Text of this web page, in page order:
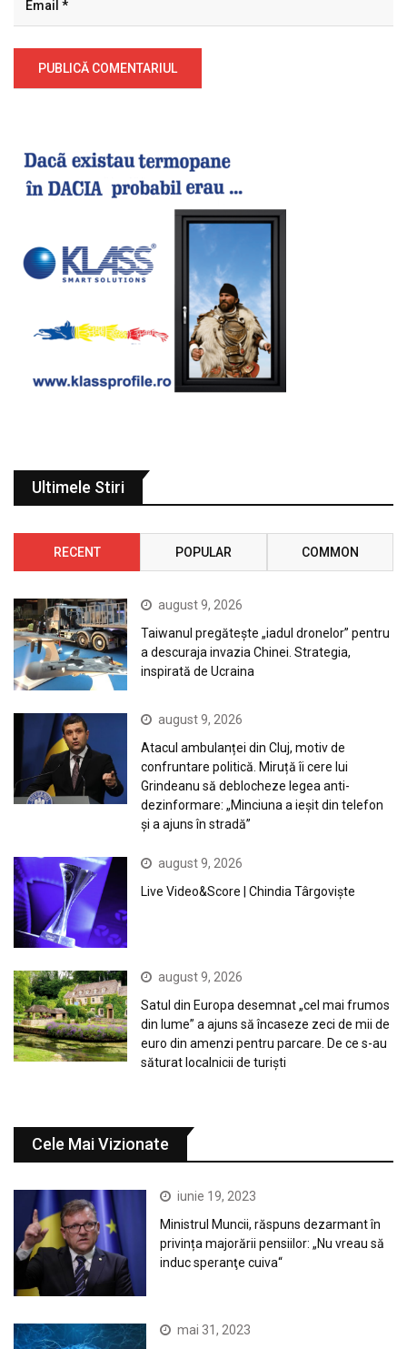
Ultimele Stiri
RECENT POPULAR COMMON
august 9, 2026
Taiwanul pregătește „iadul dronelor” pentru
a descuraja invazia Chinei. Strategia,
inspirată de Ucraina
august 9, 2026
Atacul ambulanței din Cluj, motiv de
confruntare politică. Miruță îi cere lui
Grindeanu să deblocheze legea anti-
dezinformare: „Minciuna a ieșit din telefon
și a ajuns în stradă”
august 9, 2026
Live Video&Score | Chindia Târgoviște
august 9, 2026
Satul din Europa desemnat „cel mai frumos
din lume” a ajuns să încaseze zeci de mii de
euro din amenzi pentru parcare. De ce s-au
săturat localnicii de turiști
Cele Mai Vizionate
iunie 19, 2023
Ministrul Muncii, răspuns dezarmant în
privința majorării pensiilor: „Nu vreau să
induc speranţe cuiva“
mai 31, 2023